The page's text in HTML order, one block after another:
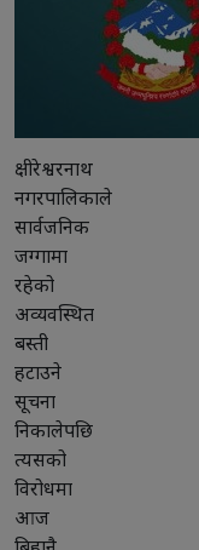
क्षीरेश्वरनाथ
नगरपालिकाले
सार्वजनिक
जग्गामा
रहेको
अव्यवस्थित
बस्ती
हटाउने
सूचना
निकालेपछि
त्यसको
विरोधमा
आज